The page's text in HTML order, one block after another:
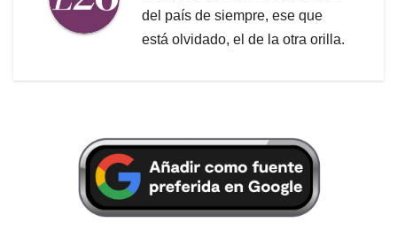
del país de siempre, ese que
está olvidado, el de la otra orilla.